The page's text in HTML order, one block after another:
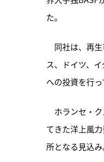
た。
同社は、 再
ス、ドイツ、
への投資を行っ
ホランセ・ク
てきた洋上風
所となる見込み